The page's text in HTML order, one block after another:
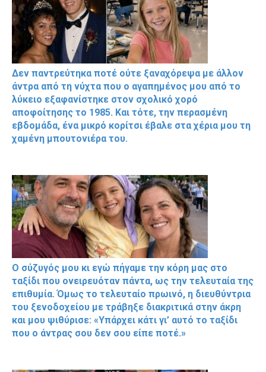
Δεν παντρεύτηκα ποτέ ούτε ξαναχόρεψα με άλλον
άντρα από τη νύχτα που ο αγαπημένος μου από το
λύκειο εξαφανίστηκε στον σχολικό χορό
αποφοίτησης το 1985. Και τότε, την περασμένη
εβδομάδα, ένα μικρό κορίτσι έβαλε στα χέρια μου τη
χαμένη μπουτονιέρα του.
Ο σύζυγός μου κι εγώ πήγαμε την κόρη μας στο
ταξίδι που ονειρευόταν πάντα, ως την τελευταία της
επιθυμία. Όμως το τελευταίο πρωινό, η διευθύντρια
του ξενοδοχείου με τράβηξε διακριτικά στην άκρη
και μου ψιθύρισε: «Υπάρχει κάτι γι’ αυτό το ταξίδι
που ο άντρας σου δεν σου είπε ποτέ.»